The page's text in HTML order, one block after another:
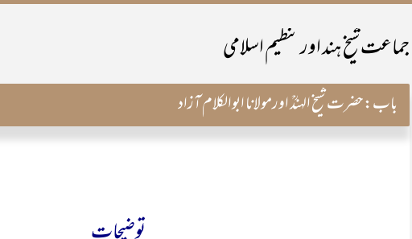
جماعت شیخ ہند اور تنظیم اسلامی
باب:حضرت شیخ الہندؒ اورمولانا ابوالکلام آزاد